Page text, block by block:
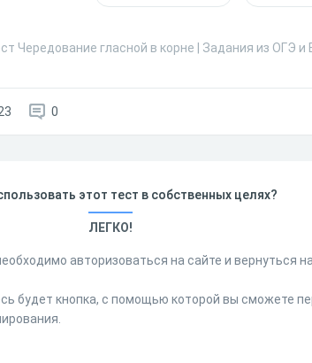
Чередование гласной в корне | Задания из ОГЭ
0
этот тест в собственных целях?
ЛЕГКО!
авторизоваться на сайте и вернуться
будет кнопка, с помощью которой вы сможете